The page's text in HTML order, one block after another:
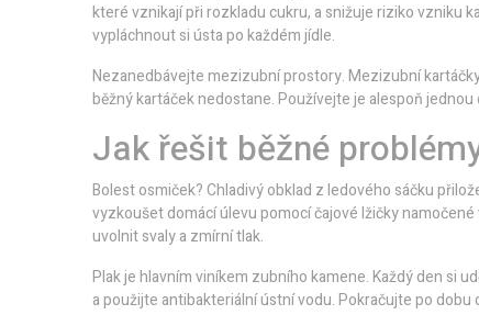
které vznikají při rozkladu cukru, a snižuje riziko vzniku
vypláchnout si ústa po každém jídle.
Nezanedbávejte mezizubní prostory. Mezizubní
běžný kartáček nedostane. Používejte je alespoň
Jak řešit běžné
Bolest osmiček? Chladivý obklad z ledového sáčku
vyzkoušet domácí úlevu pomocí čajové lžičky
uvolnit svaly a zmírní tlak.
Plak je hlavním viníkem zubního kamene. Každý den si
a použijte antibakteriální ústní vodu. Pokračujte po